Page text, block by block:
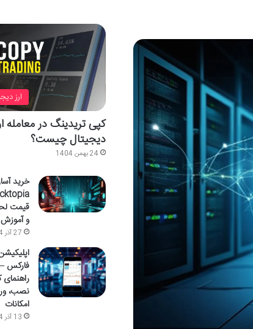
ارز
کپی تریدینگ در معامله
دیجیتال چیست؟
24 بهمن 1404
خرید
قیمت
و
27 آذر 1404
فارکس –
راهنمای
نصب،
امکانات
13 آذر 1404